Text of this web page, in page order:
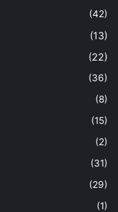
(42)
(13)
(22)
(36)
(8)
(15)
(2)
(31)
(29)
(1)